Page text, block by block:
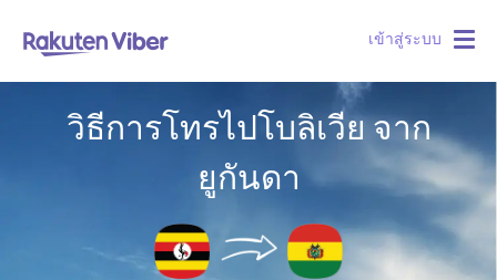
เข้าสู่ระบบ
วิธีการโทรไปโบลิเวีย จาก
ยูกันดา